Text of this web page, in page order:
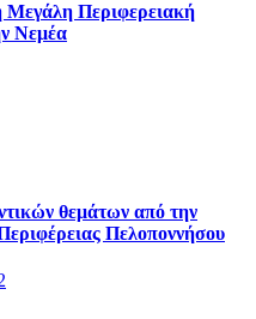
Μεγάλη Περιφερειακή
Νεμέα
θεμάτων από την
Πελοποννήσου